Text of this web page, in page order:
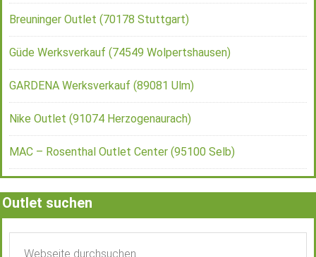
Breuninger Outlet (70178 Stuttgart)
Güde Werksverkauf (74549 Wolpertshausen)
GARDENA Werksverkauf (89081 Ulm)
Nike Outlet (91074 Herzogenaurach)
MAC – Rosenthal Outlet Center (95100 Selb)
Outlet suchen